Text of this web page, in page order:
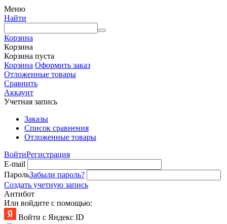
Меню
Найти
Корзина
Корзина
Корзина пуста
Корзина Оформить заказ
Отложенные товары
Сравнить
Аккаунт
Учетная запись
Заказы
Список сравнения
Отложенные товары
ВойтиРегистрация
E-mail
ПарольЗабыли пароль?
Создать учетную запись
Антибот
Или войдите с помощью:
Войти с Яндекс ID